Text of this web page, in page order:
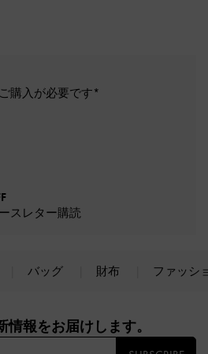
購入が必要です*
スレター購読
バッグ 財布 ファッシ
報をお届けします。​